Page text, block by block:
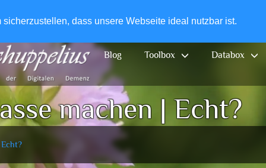
dass unsere Webseite ideal nutzbar ist.
Blog Toolbox Databox
machen | Echt?